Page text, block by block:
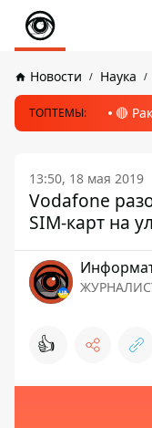
Новости Наука
ТОПТЕМЫ: 🔴
13:50, 18 мая 2019
Vodafone
SIM-карт на
👍